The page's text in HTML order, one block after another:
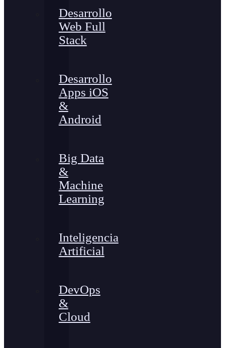
Desarrollo
Web Full
Stack
Desarrollo
Apps iOS
&
Android
Big Data
&
Machine
Learning
Inteligencia
Artificial
DevOps
&
Cloud